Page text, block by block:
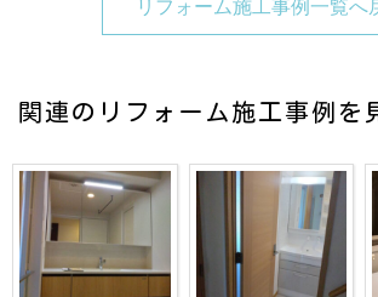
リフォーム施工事例一覧へ
関連のリフォーム施工事例を